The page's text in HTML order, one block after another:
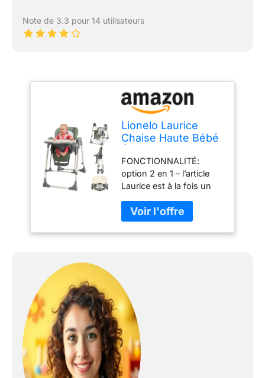
Note de 3.3 pour 14 utilisateurs
Lionelo Laurice
Chaise Haute Bébé
avec Balancelle
FONCTIONNALITÉ:
option 2 en 1 – l’article
Laurice est à la fois un
chaise haute à bascule
(poids max. 9 kg). La
chaise conviendra aux
permet non seulement
une alimentation
confortable du tout-petit,
un apprentissage
autonome de
l'alimentation ou une
relaxation, mais
également des options